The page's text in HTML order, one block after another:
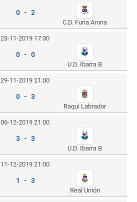
0 - 2
C.D. Furia Arona
23-11-2019 17:30
0 - 0
U.D. Ibarra B
29-11-2019 21:00
0 - 3
Raqui Labrador
06-12-2019 21:00
3 - 3
U.D. Ibarra B
11-12-2019 21:00
1 - 3
Real Unión